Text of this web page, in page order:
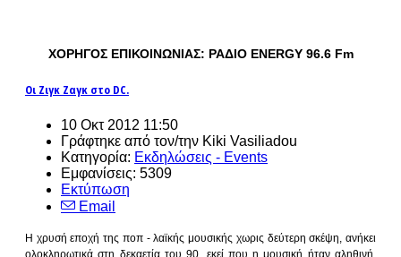
ΧΟΡΗΓΟΣ ΕΠΙΚΟΙΝΩΝΙΑΣ: ΡΑΔΙΟ ENERGY 96.6 Fm
Οι Ζιγκ Ζαγκ στο DC.
10 Οκτ 2012 11:50
Γράφτηκε από τον/την Kiki Vasiliadou
Κατηγορία: Εκδηλώσεις - Events
Εμφανίσεις: 5309
Εκτύπωση
Email
Η χρυσή εποχή της ποπ - λαϊκής μουσικής χωρις δεύτερη σκέψη, ανήκει
ολοκληρωτικά στη δεκαετία του 90, εκεί που η μουσική ήταν αληθινή,